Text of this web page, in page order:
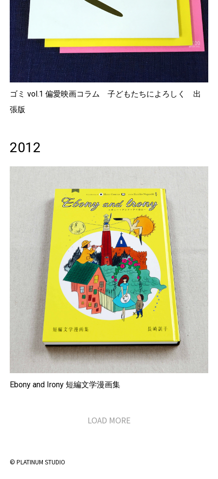
ゴミ vol.1 偏愛映画コラム 子どもたちによろしく 出
張版
2012
Ebony and Irony 短編文学漫画集
LOAD MORE
© PLATINUM STUDIO